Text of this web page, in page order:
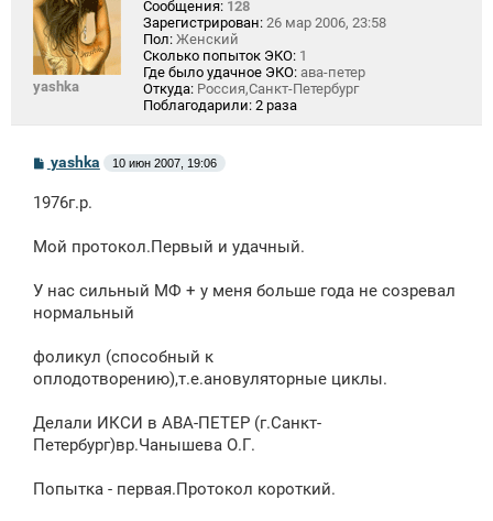
yashka
Сообщения: 128
Зарегистрирован: 26 мар 2006, 23:58
Пол: Женский
Сколько попыток ЭКО: 1
Где было удачное ЭКО: ава-петер
Откуда: Россия,Санкт-Петербург
Поблагодарили: 2 раза
С
о
б
н
yashka 10 июн 2007, 19:06
1976г.р.
Мой протокол.Первый и удачный.
У нас сильный МФ + у меня больше года не созревал
нормальный
фоликул (способный к
оплодотворению),т.е.ановуляторные циклы.
Делали ИКСИ в АВА-ПЕТЕР (г.Санкт-
Петербург)вр.Чанышева О.Г.
Попытка - первая.Протокол короткий.